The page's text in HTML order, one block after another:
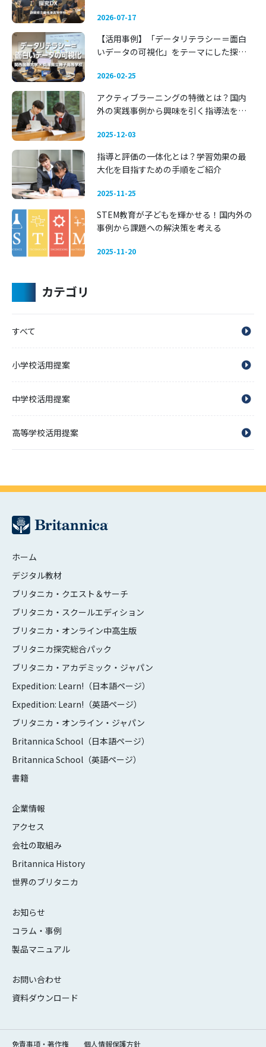
2026-07-17
【活用事例】「データリテラシー＝面白
いデータの可視化」をテーマにした探究
等学校
2026-02-25
アクティブラーニングの特徴とは？国内
外の実践事例から興味を引く指導法を考
2025-12-03
指導と評価の一体化とは？学習効果の最
大化を目指すための手順をご紹介
2025-11-25
STEM教育が子どもを輝かせる！国内外の
事例から課題への解決策を考える
2025-11-20
カテゴリ
すべて
小学校活用提案
中学校活用提案
高等学校活用提案
ホーム
デジタル教材
ブリタニカ・クエスト＆サーチ
ブリタニカ・スクールエディション
ブリタニカ・オンライン中高生版
ブリタニカ探究総合パック
ブリタニカ・アカデミック・ジャパン
Expedition: Learn!（日本語ページ）
Expedition: Learn!（英語ページ）
ブリタニカ・オンライン・ジャパン
Britannica School（日本語ページ）
Britannica School（英語ページ）
書籍
企業情報
アクセス
会社の取組み
Britannica History
世界のブリタニカ
お知らせ
コラム・事例
製品マニュアル
お問い合わせ
資料ダウンロード
免責事項・著作権 個人情報保護方針